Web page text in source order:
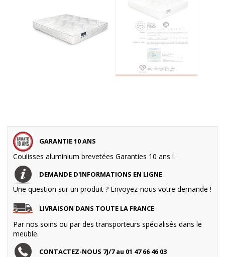
GARANTIE 10 ANS
Coulisses aluminium brevetées Garanties 10 ans !
DEMANDE D'INFORMATIONS EN LIGNE
Une question sur un produit ? Envoyez-nous votre demande !
LIVRAISON DANS TOUTE LA FRANCE
Par nos soins ou par des transporteurs spécialisés dans le
meuble.
CONTACTEZ-NOUS 7J/7 au 01 47 66 46 03